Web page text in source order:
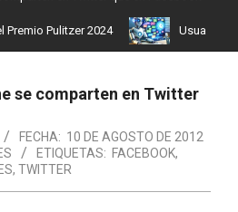
Pulitzer 2024 Usuarios de
se comparten en Twitter
FECHA: 10 DE AGOSTO DE 2012
ETIQUETAS: FACEBOOK,
, TWITTER